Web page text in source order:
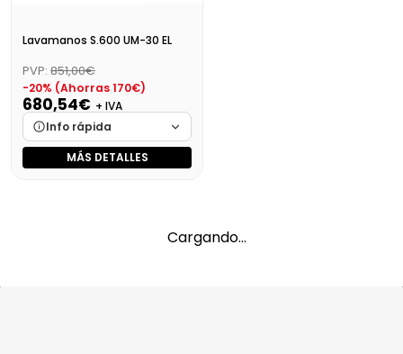
Lavamanos S.600 UM-30 EL
PVP: 851,00€
-20% (Ahorras 170€)
680,54€ + IVA
Info rápida
Marca
Cargando…
823,46 €
MÁS DETALLES
Cargando…